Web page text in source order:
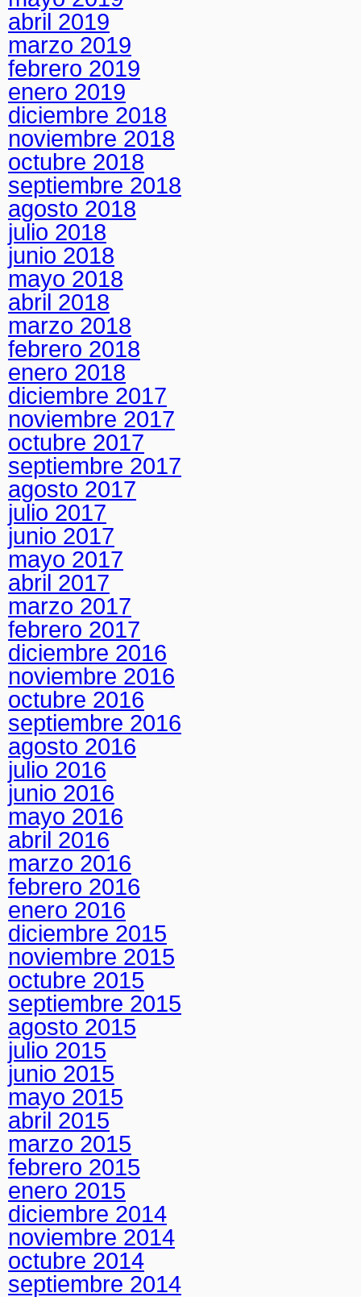
abril 2019
marzo 2019
febrero 2019
enero 2019
diciembre 2018
noviembre 2018
octubre 2018
septiembre 2018
agosto 2018
julio 2018
junio 2018
mayo 2018
abril 2018
marzo 2018
febrero 2018
enero 2018
diciembre 2017
noviembre 2017
octubre 2017
septiembre 2017
agosto 2017
julio 2017
junio 2017
mayo 2017
abril 2017
marzo 2017
febrero 2017
diciembre 2016
noviembre 2016
octubre 2016
septiembre 2016
agosto 2016
julio 2016
junio 2016
mayo 2016
abril 2016
marzo 2016
febrero 2016
enero 2016
diciembre 2015
noviembre 2015
octubre 2015
septiembre 2015
agosto 2015
julio 2015
junio 2015
mayo 2015
abril 2015
marzo 2015
febrero 2015
enero 2015
diciembre 2014
noviembre 2014
octubre 2014
septiembre 2014